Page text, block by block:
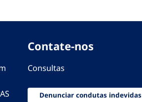
Contate-nos
Consultas
Denunciar condutas indevidas